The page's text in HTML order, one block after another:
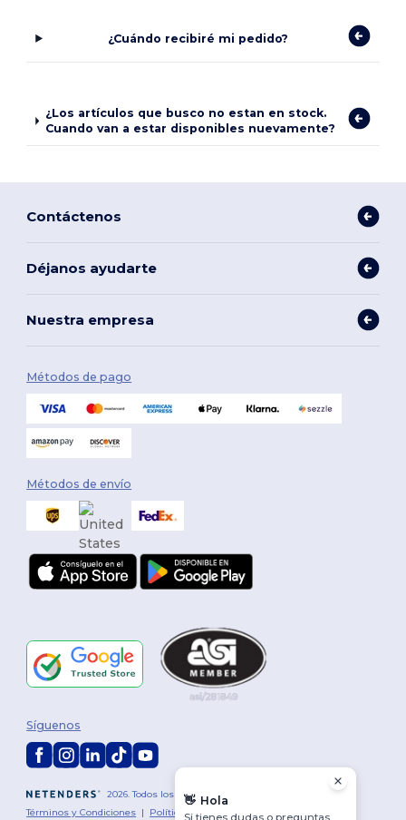
¿Cuándo recibiré mi pedido?
¿Los artículos que busco no estan en stock.
Cuando van a estar disponibles nuevamente?
Contáctenos
Déjanos ayudarte
Nuestra empresa
Métodos de pago
Métodos de envío
2026. Todos los derechos reservados
Términos y Condiciones | Política de personalización
Política de
Síguenos
👋 Hola
Si tienes dudas o preguntas,